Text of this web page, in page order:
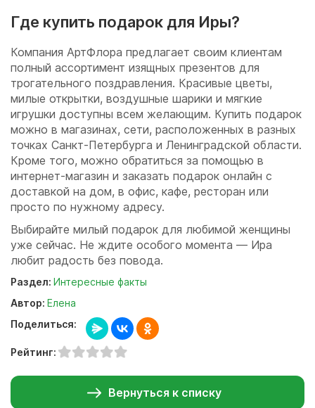
Где купить подарок для Иры?
Компания АртФлора предлагает своим клиентам
полный ассортимент изящных презентов для
трогательного поздравления. Красивые цветы,
милые открытки, воздушные шарики и мягкие
игрушки доступны всем желающим. Купить подарок
можно в магазинах, сети, расположенных в разных
точках Санкт-Петербурга и Ленинградской области.
Кроме того, можно обратиться за помощью в
интернет-магазин и заказать подарок онлайн с
доставкой на дом, в офис, кафе, ресторан или
просто по нужному адресу.
Выбирайте милый подарок для любимой женщины
уже сейчас. Не ждите особого момента — Ира
любит радость без повода.
Раздел: Интересные факты
Автор: Елена
Поделиться:
Рейтинг:
Вернуться к списку